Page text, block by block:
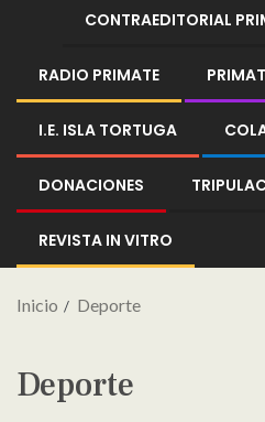
CONTRAEDITORIAL
RADIO PRIMATE
I.E. ISLA TORTUGA
DONACIONES
REVISTA IN VITRO
Inicio Deporte
Deporte